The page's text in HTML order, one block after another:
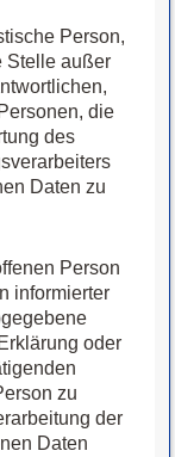
Person,
Stelle außer
die
des
Daten zu
Person
informierter
oder
zu
der
Daten